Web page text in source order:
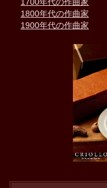
1700年代の作曲家
1800年代の作曲家
1900年代の作曲家